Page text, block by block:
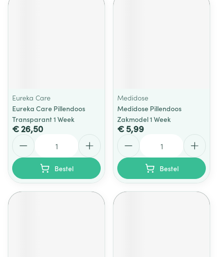
Eureka Care
Eureka Care Pillendoos
Transparant 1 Week
€ 26,50
Bestel
Medidose
Medidose Pillendoos
Zakmodel 1 Week
€ 5,99
Bestel